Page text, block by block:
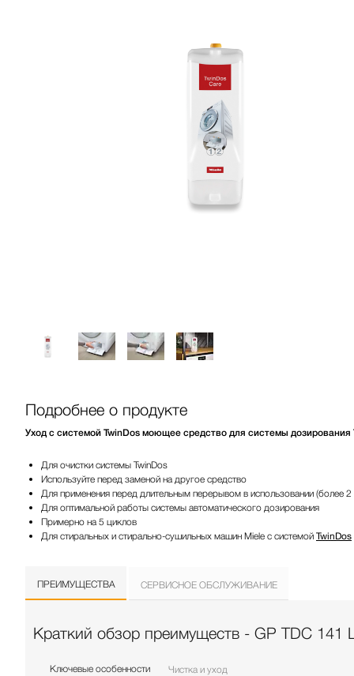
Подробнее о продукте
Уход с системой TwinDos моющее средство для системы дозирования
Для очистки системы TwinDos
Используйте перед заменой на другое средство
Для применения перед длительным перерывом в использовании (более 2
Для оптимальной работы системы автоматического дозирования
Примерно на 5 циклов
Для стиральных и стирально-сушильных машин Miele с системой TwinDos
ПРЕИМУЩЕСТВА СЕРВИСНОЕ ОБСЛУЖИВАНИЕ
Краткий обзор преимуществ - GP TDC 141
Ключевые особенности Чистка и уход